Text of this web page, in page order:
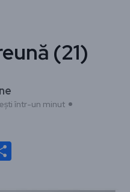
(21)
într-un minut